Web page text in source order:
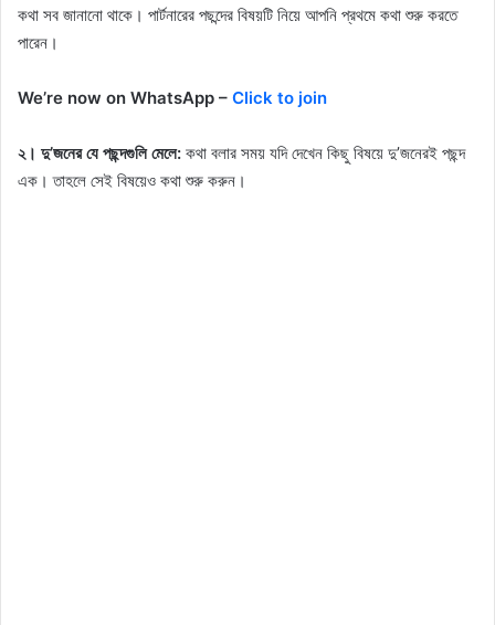
কথা সব জানানো থাকে। পার্টনারের পছন্দের বিষয়টি নিয়ে আপনি প্রথমে কথা শুরু করতে
পারেন।
We’re now on WhatsApp – Click to join
২। দু’জনের যে পছন্দগুলি মেলে: কথা বলার সময় যদি দেখেন কিছু বিষয়ে দু’জনেরই পছন্দ
এক। তাহলে সেই বিষয়েও কথা শুরু করুন।